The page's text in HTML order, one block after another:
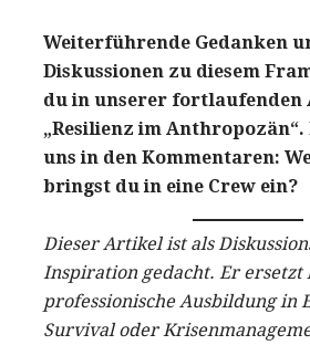
Weiterführende Gedanken
Diskussionen zu diesem
du in unserer fortlaufenden
„Resilienz im
uns in den Kommentaren:
bringst du in eine Crew ein?
Dieser Artikel ist als
Inspiration gedacht. Er ersetzt
professionische Ausbildung in
Survival oder